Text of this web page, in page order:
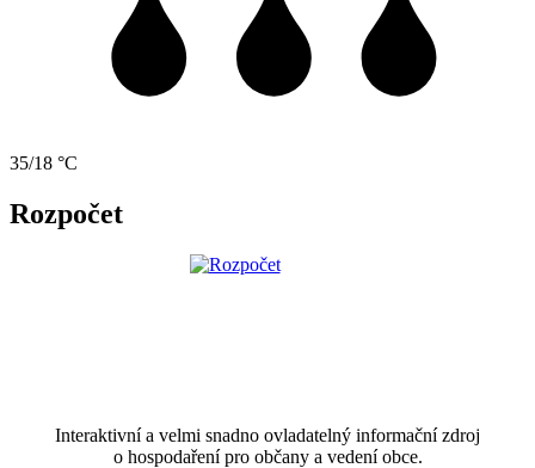
35/18 °C
Rozpočet
Interaktivní a velmi snadno ovladatelný informační zdroj
o hospodaření pro občany a vedení obce.